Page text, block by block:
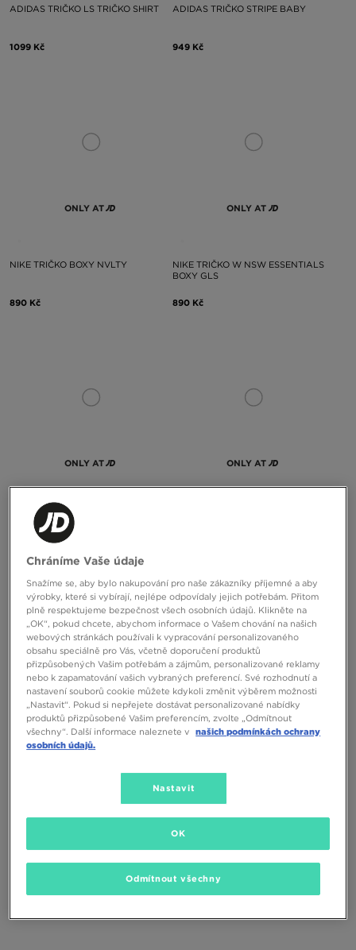
ADIDAS TRIČKO LS TRIČKO SHIRT
1099 Kč
ADIDAS TRIČKO STRIPE BABY
949 Kč
ONLY AT
NIKE TRIČKO BOXY NVLTY
890 Kč
ONLY AT
NIKE TRIČKO W NSW ESSENTIALS
BOXY GLS
890 Kč
ONLY AT
NIKE TRIČKO W NSW ESSENTIALS
BOXY GLS
890 Kč
ONLY AT
ONLY AT
JORDAN TRIČKO W ESSENTIALS
ONLY AT
JORDAN TRIČKO W ESSENTIALS
TMID
Chráníme Vaše údaje
Snažíme se, aby bylo nakupování pro naše zákazníky příjemné a aby
výrobky, které si vybírají, nejlépe odpovídaly jejich potřebám. Přitom
plně respektujeme bezpečnost všech osobních údajů. Klikněte na
„OK“, pokud chcete, abychom informace o Vašem chování na našich
webových stránkách používali k vypracování personalizovaného
obsahu speciálně pro Vás, včetně doporučení produktů
přizpůsobených Vašim potřebám a zájmům, personalizované reklamy
nebo k zapamatování vašich vybraných preferencí. Své rozhodnutí a
nastavení souborů cookie můžete kdykoli změnit výběrem možnosti
„Nastavit“. Pokud si nepřejete dostávat personalizované nabídky
produktů přizpůsobené Vašim preferencím, zvolte „Odmítnout
všechny“. Další informace naleznete v našich podmínkách ochrany
osobních údajů.
Nastavit
Odmítnout všechny
OK